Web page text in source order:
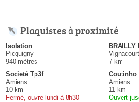
Plaquistes à proximité
Isolation
Picquigny
940 mètres
BRAILLY
Vignacourt
7 km
Societé Tp3f
Amiens
10 km
Fermé, ouvre lundi à 8h30
Coutinho
Amiens
11 km
Ouvert